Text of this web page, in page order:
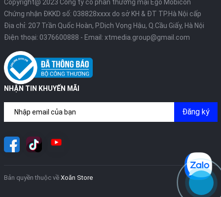
Copyright@ 2023 Công ty cổ phần thương mại Ego Mobicon
Chứng nhận ĐKKD số: 038828xxxx do sở KH & ĐT TP.Hà Nội cấp
Địa chỉ: 207 Trần Quốc Hoàn, P.Dịch Vọng Hậu, Q.Cầu Giấy, Hà Nội
Điện thoại: 0376600888 - Email: xtmedia.group@gmail.com
NHẬN TIN KHUYẾN MÃI
Đăng ký
Bản quyền thuộc về Xoăn Store